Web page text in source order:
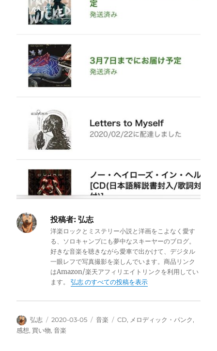
投稿者: 弘志
洋楽ロックとミステリー小説と洋画をこよなく愛す
る、ソロキャンプにも夢中なスキーヤーのブログ。
好きな音楽を聴きながら愛車で出かけて、デジタル
一眼レフで写真撮影を楽しんでいます。商品リンク
はAmazon/楽天アフィリエイトリンクを利用してい
ます。弘志 のすべての投稿を表示
投
稿
弘志
投
稿
2020-03-05
カ
音楽
タ
CD, メロディック・パンク,
感想, 買い物,音楽